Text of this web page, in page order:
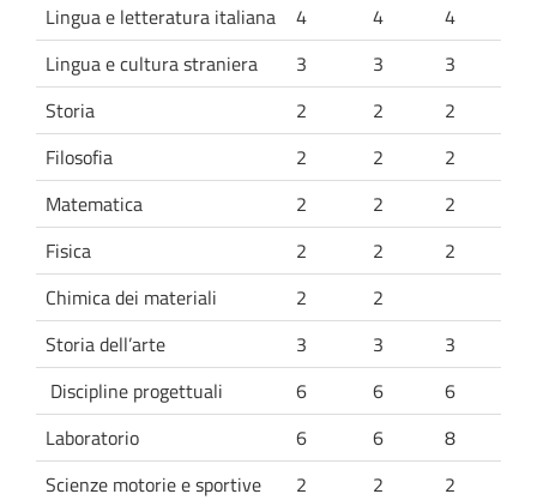
Lingua e letteratura italiana 4 4
4
Lingua e cultura straniera
3 3
3
Storia
2 2
2
Filosofia
2 2
2
Matematica
2 2
2
Fisica
2 2
2
Chimica dei materiali
2
2
Storia dell’arte
3 3
3
Discipline progettuali
6 6
6
Laboratorio
6 6
8
Scienze motorie e sportive
2 2
2